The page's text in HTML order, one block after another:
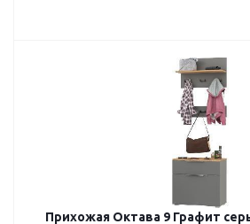
Прихожая Октава 9 Графит